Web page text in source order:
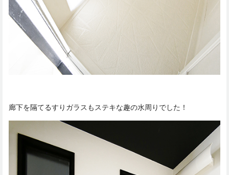
廊下を隔てるすりガラスもステキな趣の水周りでした！